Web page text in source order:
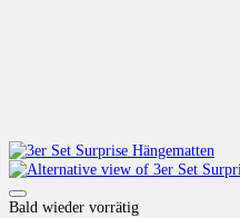
Bald wieder vorrätig